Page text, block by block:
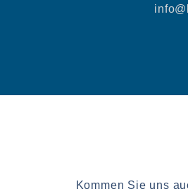
Kommen Sie uns